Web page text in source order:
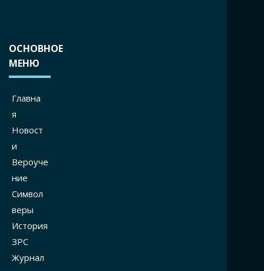
ОСНОВНОЕ
МЕНЮ
Главна
я
Новост
и
Вероуче
ние
Символ
веры
История
ЗРС
Журнал